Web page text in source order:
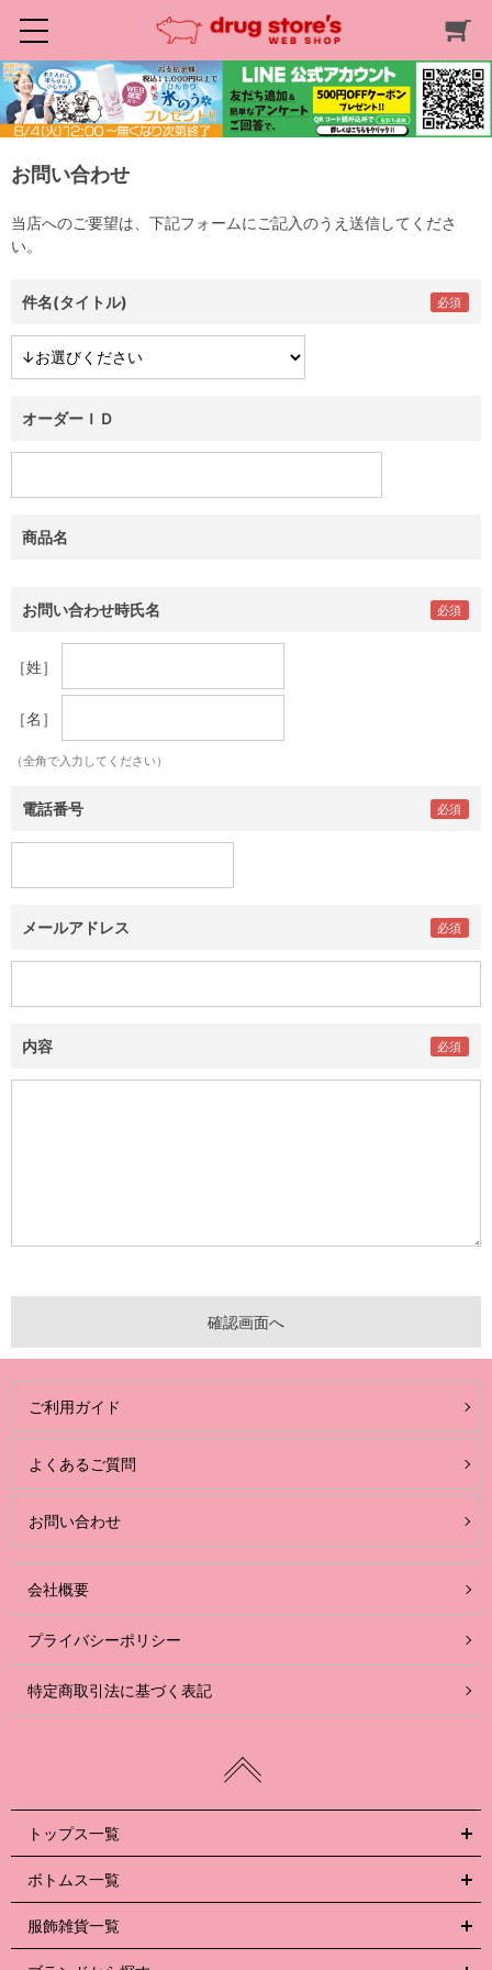
お問い合わせ
当店へのご要望は、下記フォームにご記入のうえ送信してくださ
い。
件名(タイトル)
オーダーＩＤ
商品名
お問い合わせ時氏名
［姓］
［名］
（全角で入力してください）
電話番号
メールアドレス
内容
ご利用ガイド
よくあるご質問
お問い合わせ
会社概要
プライバシーポリシー
特定商取引法に基づく表記
トップス一覧
ボトムス一覧
服飾雑貨一覧